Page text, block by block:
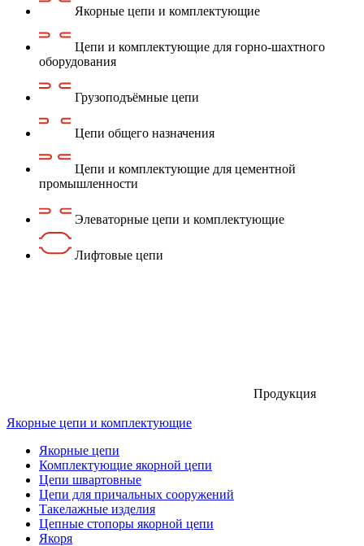
Якорные цепи и комплектующие
Цепи и комплектующие для горно-шахтного
оборудования
Грузоподъёмные цепи
Цепи общего назначения
Цепи и комплектующие для цементной
промышленности
Элеваторные цепи и комплектующие
Лифтовые цепи
Продукция
Якорные цепи и комплектующие
Якорные цепи
Комплектующие якорной цепи
Цепи швартовные
Цепи для причальных сооружений
Такелажные изделия
Цепные стопоры якорной цепи
Якоря